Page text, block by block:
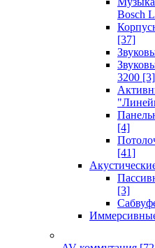
Bosch
[37]
3200 [3]
[4]
[41]
[3]